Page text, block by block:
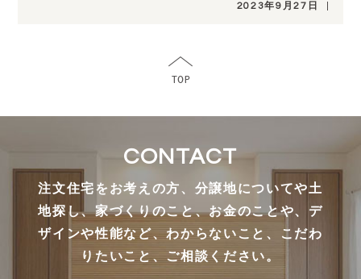
2023年9月27日
CONTACT
注文住宅をお考えの方、分譲地についてや土
地探し、家づくりのこと、お金のことや、デ
ザインや性能など、わからないこと、こだわ
りたいこと、ご相談ください。